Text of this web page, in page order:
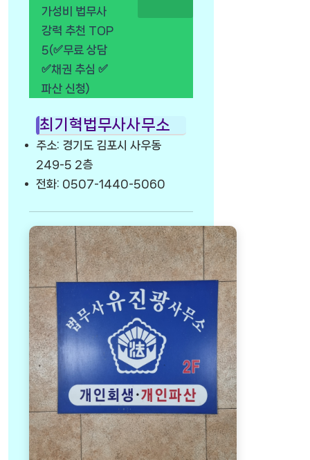
가성비 법무사
강력 추천 TOP
5(✅무료 상담
✅채권 추심 ✅
파산 신청)
최기혁법무사사무소
주소: 경기도 김포시 사우동
249-5 2층
전화: 0507-1440-5060